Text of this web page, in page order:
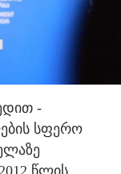
-
სფერო